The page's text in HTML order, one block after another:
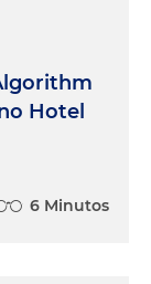
Hotel
6 Minutos